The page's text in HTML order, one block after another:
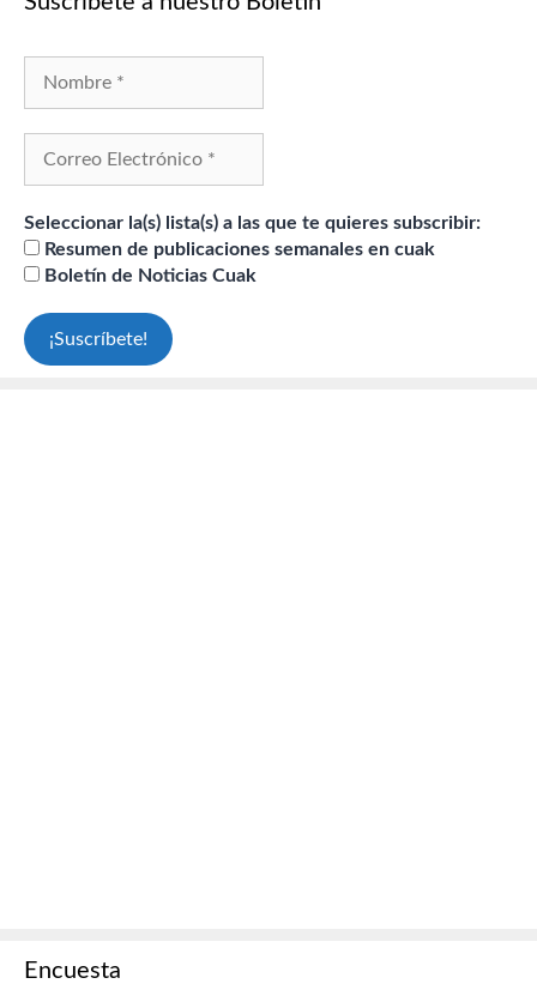
Seleccionar la(s) lista(s) a las que te quieres subscribir:
Resumen de publicaciones semanales en cuak
Boletín de Noticias Cuak
Encuesta